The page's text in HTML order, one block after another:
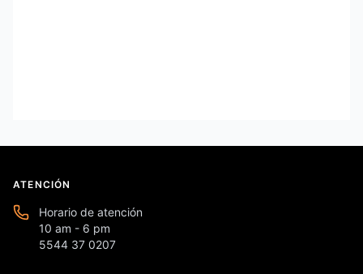
ATENCIÓN
Horario de atención
10 am - 6 pm
5544 37 0207